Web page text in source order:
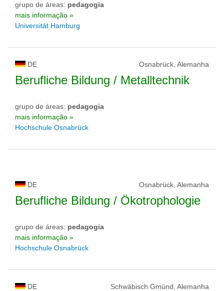
grupo de áreas: pedagogia
mais informação »
Universität Hamburg
DE Osnabrück, Alemanha
Berufliche Bildung / Metalltechnik
grupo de áreas: pedagogia
mais informação »
Hochschule Osnabrück
DE Osnabrück, Alemanha
Berufliche Bildung / Ökotrophologie
grupo de áreas: pedagogia
mais informação »
Hochschule Osnabrück
DE Schwäbisch Gmünd, Alemanha